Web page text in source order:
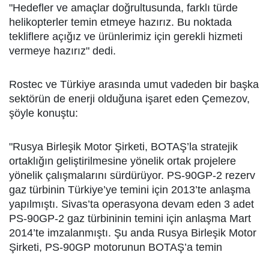
"Hedefler ve amaçlar doğrultusunda, farklı türde
helikopterler temin etmeye hazırız. Bu noktada
tekliflere açığız ve ürünlerimiz için gerekli hizmeti
vermeye hazırız" dedi.
Rostec ve Türkiye arasında umut vadeden bir başka
sektörün de enerji olduğuna işaret eden Çemezov,
şöyle konuştu:
"Rusya Birleşik Motor Şirketi, BOTAŞ’la stratejik
ortaklığın geliştirilmesine yönelik ortak projelere
yönelik çalışmalarını sürdürüyor. PS-90GP-2 rezerv
gaz türbinin Türkiye’ye temini için 2013’te anlaşma
yapılmıştı. Sivas’ta operasyona devam eden 3 adet
PS-90GP-2 gaz türbininin temini için anlaşma Mart
2014’te imzalanmıştı. Şu anda Rusya Birleşik Motor
Şirketi, PS-90GP motorunun BOTAŞ’a temin